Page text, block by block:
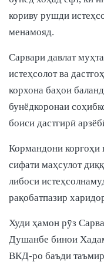
кориву рушди
менамояд.
Сарвари давлат
истеҳсолот ва
корхона баҳои
бунёдкоронаи
боиси дастгирӣ
Кормандони коргоҳи
сифати маҳсулот
либоси
рақобатпазир
Худи ҳамон рӯз
Душанбе бинои
ВКД-ро баъди